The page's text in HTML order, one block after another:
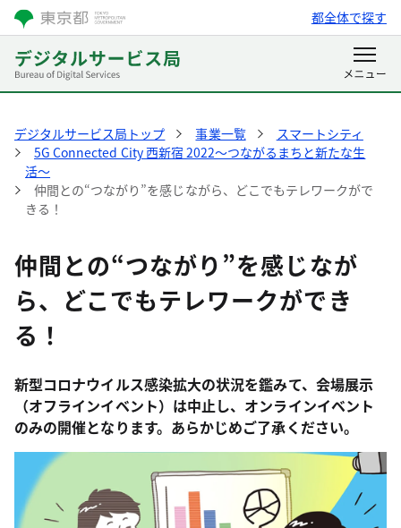
都全体で探す
デジタルサービス局トップ 事業一覧
スマートシティ
5G Connected City 西新宿 2022～つながるまちと新たな生
活～
仲間との“つながり”を感じながら、どこでもテレワークがで
きる！
仲間との“つながり”を感じなが
ら、どこでもテレワークができ
る！
新型コロナウイルス感染拡大の状況を鑑みて、会場展示
（オフラインイベント）は中止し、オンラインイベント
のみの開催となります。あらかじめご了承ください。